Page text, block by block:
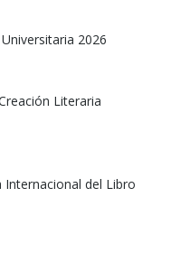
2026
Literaria
Internacional del Libro